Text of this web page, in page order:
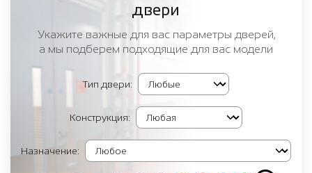
двери
Укажите важные для вас параметры дверей,
а мы подберем подходящие для вас модели
Тип двери:
Конструкция:
Назначение: